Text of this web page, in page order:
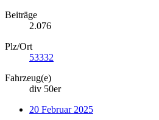
Beiträge
2.076
Plz/Ort
53332
Fahrzeug(e)
div 50er
20 Februar 2025